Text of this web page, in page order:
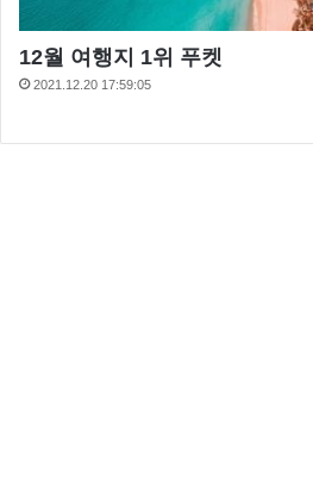
12월 여행지 1위 푸켓
2021.12.20 17:59:05